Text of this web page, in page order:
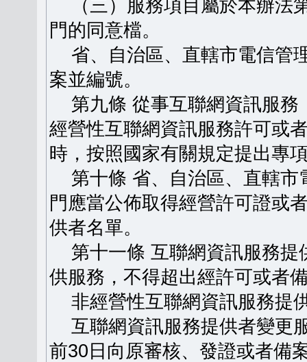
（三）服務項目屬於本辦法
門的同意檔。
省、自治區、直轄市電信管
案並編號。
第九條 從事互聯網資訊服務
經營性互聯網資訊服務許可或
時，按照國家有關規定提出專
第十條 省、自治區、直轄市
門應當公佈取得經營許可證或
供者名單。
第十一條 互聯網資訊服務提
供服務，不得超出經許可或者
非經營性互聯網資訊服務提
互聯網資訊服務提供者變更
前30日向原審核、發證或者備